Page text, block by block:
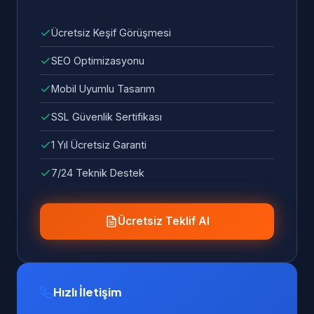
Ücretsiz Keşif Görüşmesi
SEO Optimizasyonu
Mobil Uyumlu Tasarım
SSL Güvenlik Sertifikası
1 Yıl Ücretsiz Garanti
7/24 Teknik Destek
Ücretsiz Teklif Al
Hızlı İletişim